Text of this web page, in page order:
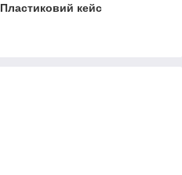
Пластиковий кейс